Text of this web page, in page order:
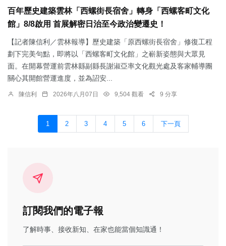
百年歷史建築雲林「西螺街長宿舍」轉身「西螺客町文化
館」8/8啟用 首展解密日治至今政治變遷史！
【記者陳信利／雲林報導】歷史建築「原西螺街長宿舍」修復工程
劃下完美句點，即將以「西螺客町文化館」之嶄新姿態與大眾見
面。在開幕營運前雲林縣副縣長謝淑亞率文化觀光處及客家輔導團
關心其開館營運進度，並為詔安...
陳信利 2026年八月07日 9,504 觀看 9 分享
1 2 3 4 5 6 下一頁
訂閱我們的電子報
了解時事、接收新知、在家也能當個知識通！